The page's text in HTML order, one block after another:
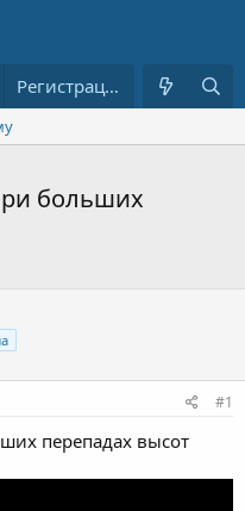
Пользователи
Регистрация
больших
#1
перепадах высот